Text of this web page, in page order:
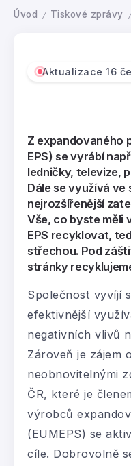
Úvod / Tiskové zprávy /
Aktualizace 16
Z expandovaného
EPS) se vyrábí
ledničky, televize,
Dále se využívá
nejrozšířenější
Vše, co byste měli
EPS recyklovat,
střechou. Pod
stránky
Společnost vyvíjí
efektivnější
negativních vlivů
Zároveň je zájem
neobnovitelnými
ČR, které je
výrobců
(EUMEPS) se
cíle. Dobrovolně